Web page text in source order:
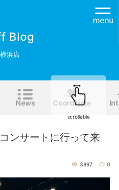
menu
Blog
浜店
News Coordinate
ンサートに行って来
3897 0